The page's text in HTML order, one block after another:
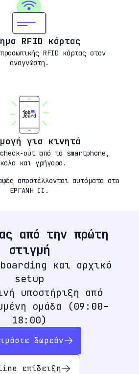
RFID κάρτας
RFID κάρτας στον
αναγνώστη.
για κινητά
out από το smartphone,
και γρήγορα.
αποστέλλονται αυτόματα στο
ΕΡΓΑΝΗ ΙΙ.
από την πρώτη
στιγμή
και αρχικό
setup
υποστήριξη από
ομάδα (09:00–
18:00)
δωρεάν
επίδειξη